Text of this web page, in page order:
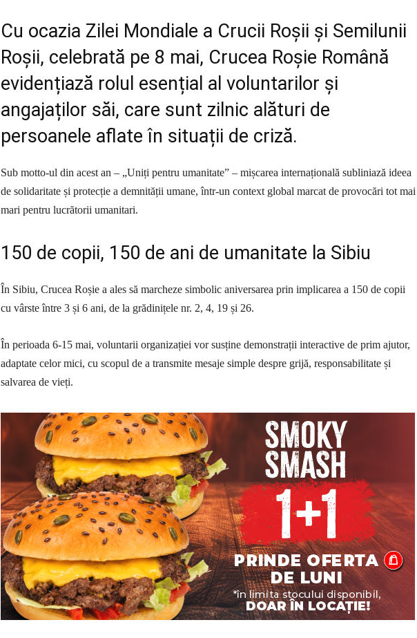
Cu ocazia Zilei Mondiale a Crucii Roșii și Semilunii
Roșii, celebrată pe 8 mai, Crucea Roșie Română
evidențiază rolul esențial al voluntarilor și
angajaților săi, care sunt zilnic alături de
persoanele aflate în situații de criză.
Sub motto-ul din acest an – „Uniți pentru umanitate” – mișcarea internațională subliniază ideea
de solidaritate și protecție a demnității umane, într-un context global marcat de provocări tot mai
mari pentru lucrătorii umanitari.
150 de copii, 150 de ani de umanitate la Sibiu
În Sibiu, Crucea Roșie a ales să marcheze simbolic aniversarea prin implicarea a 150 de copii
cu vârste între 3 și 6 ani, de la grădinițele nr. 2, 4, 19 și 26.
În perioada 6-15 mai, voluntarii organizației vor susține demonstrații interactive de prim ajutor,
adaptate celor mici, cu scopul de a transmite mesaje simple despre grijă, responsabilitate și
salvarea de vieți.